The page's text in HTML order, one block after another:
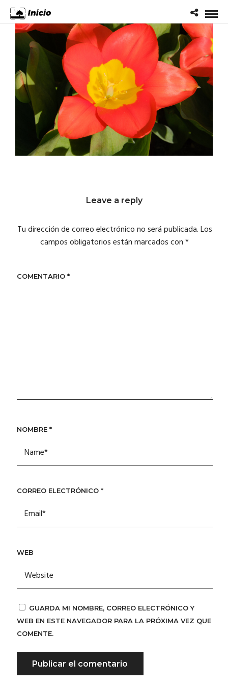
Leave a reply
Tu dirección de correo electrónico no será publicada.Los
campos obligatorios están marcados con*
COMENTARIO *
NOMBRE *
CORREO ELECTRÓNICO *
WEB
GUARDA MI NOMBRE, CORREO ELECTRÓNICO Y
WEB EN ESTE NAVEGADOR PARA LA PRÓXIMA VEZ QUE
COMENTE.